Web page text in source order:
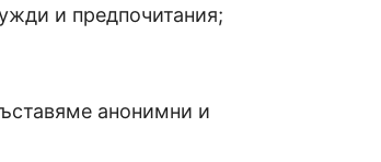
и предпочитания;
анонимни и